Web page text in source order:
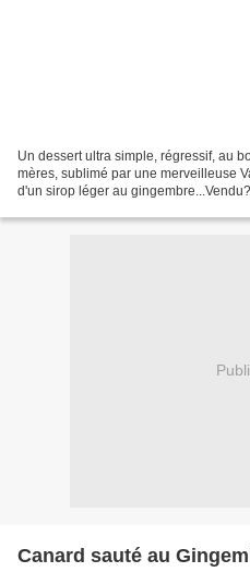
Un dessert ultra simple, régressif, au
mères, sublimé par une merveilleuse
d'un sirop léger au
Canard sauté au